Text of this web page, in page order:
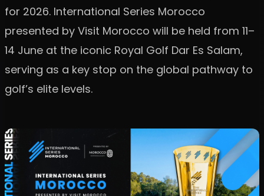
for 2026. International Series Morocco
presented by Visit Morocco will be held from 11–
14 June at the iconic Royal Golf Dar Es Salam,
serving as a key stop on the global pathway to
golf’s elite levels.